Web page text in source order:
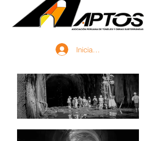
Iniciar sesión